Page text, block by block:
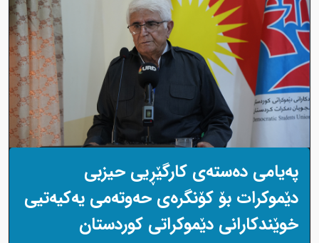
پەیامی دەستەی کارگێڕیی حیزبی
دێموکرات بۆ کۆنگرەی حەوتەمی یەکیەتیی
خوێندکارانی دێموکراتی کوردستان